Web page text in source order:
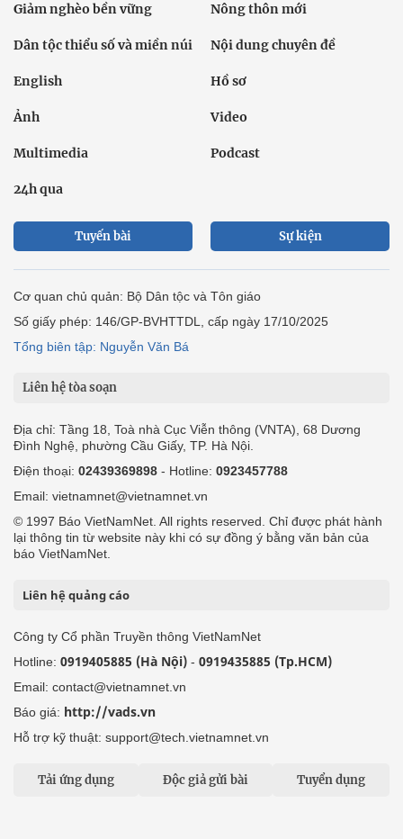
Giảm nghèo bền vững Nông thôn mới
Dân tộc thiểu số và miền núi Nội dung chuyên đề
English Hồ sơ
Ảnh Video
Multimedia Podcast
24h qua
Tuyến bài Sự kiện
Cơ quan chủ quản: Bộ Dân tộc và Tôn giáo
Số giấy phép: 146/GP-BVHTTDL, cấp ngày 17/10/2025
Tổng biên tập: Nguyễn Văn Bá
Liên hệ tòa soạn
Địa chỉ: Tầng 18, Toà nhà Cục Viễn thông (VNTA), 68 Dương
Đình Nghệ, phường Cầu Giấy, TP. Hà Nội.
Điện thoại: 02439369898 - Hotline: 0923457788
Email: vietnamnet@vietnamnet.vn
© 1997 Báo VietNamNet. All rights reserved. Chỉ được phát hành
lại thông tin từ website này khi có sự đồng ý bằng văn bản của
báo VietNamNet.
Liên hệ quảng cáo
Công ty Cổ phần Truyền thông VietNamNet
Hotline: 0919405885 (Hà Nội) - 0919435885 (Tp.HCM)
Email: contact@vietnamnet.vn
Báo giá: http://vads.vn
Hỗ trợ kỹ thuật: support@tech.vietnamnet.vn
Tải ứng dụng Độc giả gửi bài Tuyển dụng